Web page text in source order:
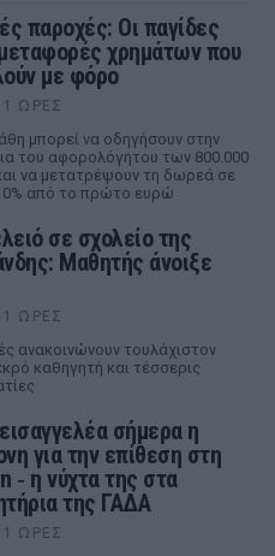
παροχές: Οι παγίδες
χρημάτων που
με φόρο
ΏΡΕΣ
μπορεί να οδηγήσουν στην
του αφορολόγητου των 800.000
να μετατρέψουν τη δωρεά σε
από το πρώτο ευρώ
σε σχολείο της
Μαθητής άνοιξε
ΏΡΕΣ
ανακοινώνουν τουλάχιστον
καθηγητή και τέσσερις
σήμερα η
για την επίθεση στη
‑ η νύχτα της στα
της ΓΑΔΑ
ΏΡΕΣ